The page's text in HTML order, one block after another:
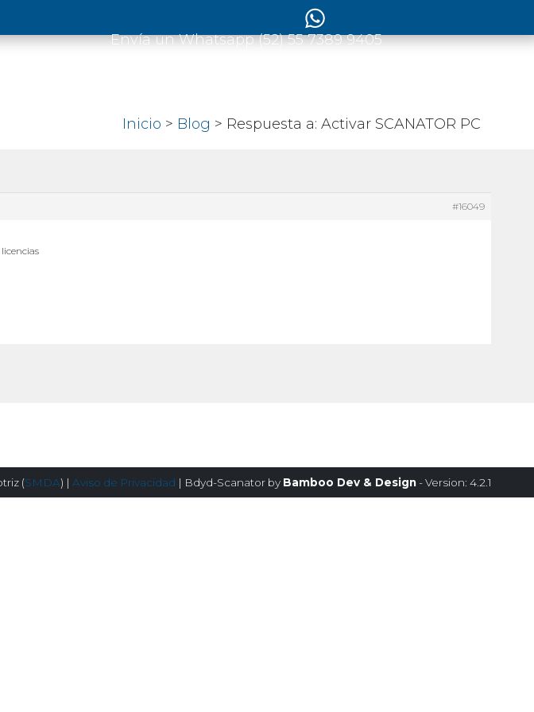
Envía un Whatsapp (52) 55 7389 9405
Inicio > Blog > Respuesta a: Activar SCANATOR PC
#16049
(SMDA) | Aviso de Privacidad | Bdyd-Scanator by Bamboo Dev & Design- Version: 4.2.1